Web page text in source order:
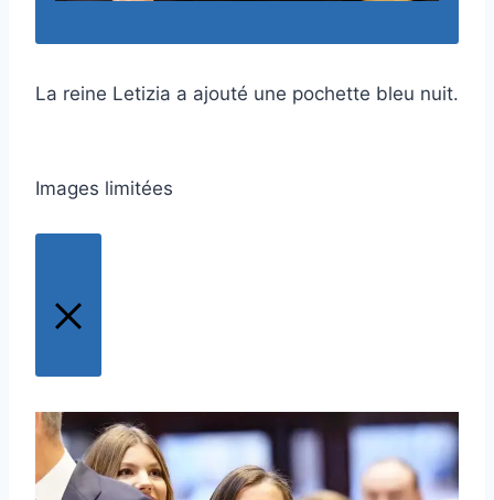
La reine Letizia a ajouté une pochette bleu nuit.
Images limitées